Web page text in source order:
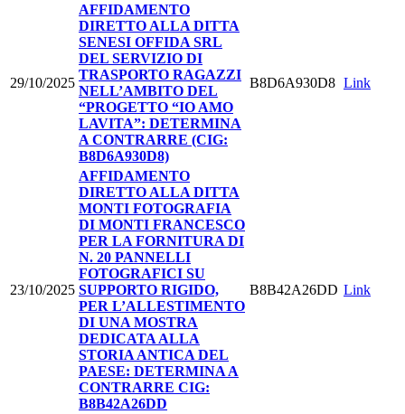
29/10/2025
AFFIDAMENTO
DIRETTO ALLA DITTA
SENESI OFFIDA SRL
DEL SERVIZIO DI
TRASPORTO RAGAZZI
NELL’AMBITO DEL
“PROGETTO “IO AMO
LAVITA”: DETERMINA
A CONTRARRE (CIG:
B8D6A930D8)
B8D6A930D8 Link
23/10/2025
AFFIDAMENTO
DIRETTO ALLA DITTA
MONTI FOTOGRAFIA
DI MONTI FRANCESCO
PER LA FORNITURA DI
N. 20 PANNELLI
FOTOGRAFICI SU
SUPPORTO RIGIDO,
PER L’ALLESTIMENTO
DI UNA MOSTRA
DEDICATA ALLA
STORIA ANTICA DEL
PAESE: DETERMINA A
CONTRARRE CIG:
B8B42A26DD
B8B42A26DD Link